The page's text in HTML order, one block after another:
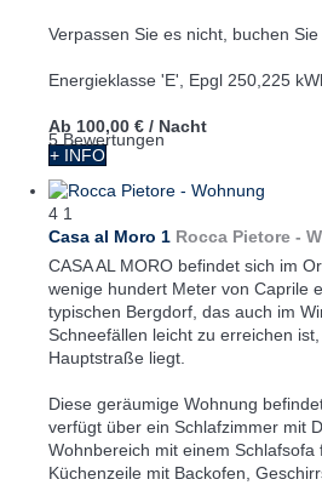
Verpassen Sie es nicht, buchen
Energieklasse 'E', Epgl 250,225
5 Bewertungen
Ab 100,00 € / Nacht
+ INFO
4 1
Casa al Moro 1 Rocca Pietore -
CASA AL MORO befindet sich im
wenige hundert Meter von Caprile
typischen Bergdorf, das auch im
Schneefällen leicht zu erreichen
Hauptstraße liegt.
Diese geräumige Wohnung
verfügt über ein Schlafzimmer mit
Wohnbereich mit einem
Küchenzeile mit Backofen,